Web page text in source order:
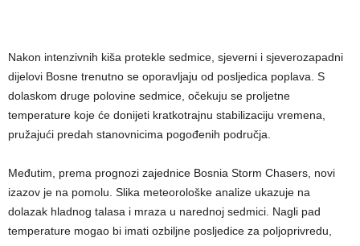
Nakon intenzivnih kiša protekle sedmice, sjeverni i sjeverozapadni
dijelovi Bosne trenutno se oporavljaju od posljedica poplava. S
dolaskom druge polovine sedmice, očekuju se proljetne
temperature koje će donijeti kratkotrajnu stabilizaciju vremena,
pružajući predah stanovnicima pogođenih područja.
Međutim, prema prognozi zajednice Bosnia Storm Chasers, novi
izazov je na pomolu. Slika meteorološke analize ukazuje na
dolazak hladnog talasa i mraza u narednoj sedmici. Nagli pad
temperature mogao bi imati ozbiljne posljedice za poljoprivredu,